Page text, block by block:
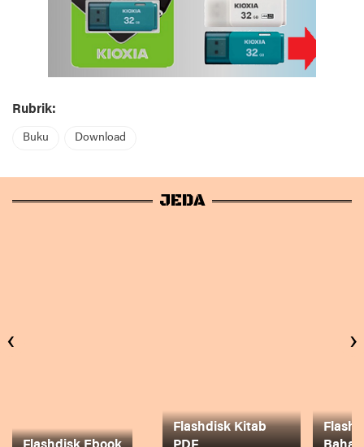
Rubrik:
Buku Download
JEDA
Flashdisk Kitab
‹ ›